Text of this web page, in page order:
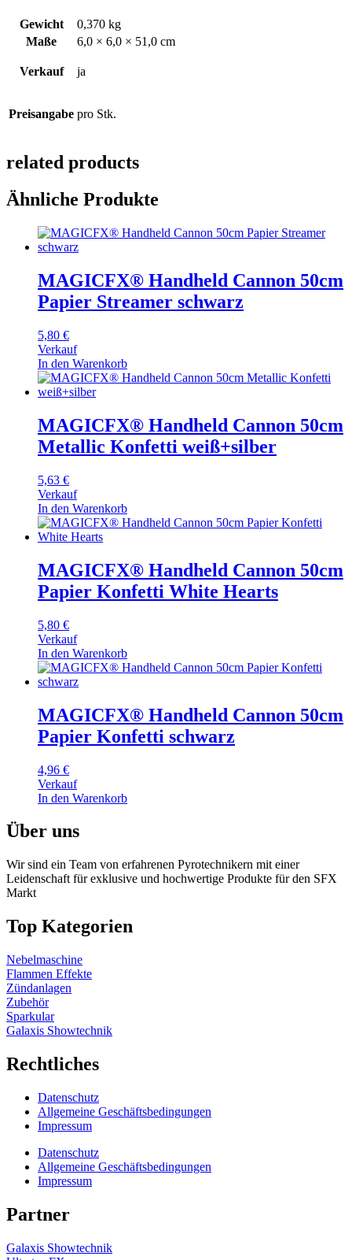
Gewicht
0,370 kg
Maße
6,0 × 6,0 × 51,0 cm
Verkauf ja
Preisangabe pro Stk.
related products
Ähnliche Produkte
MAGICFX® Handheld Cannon 50cm
Papier Streamer schwarz
5,80 €
Verkauf
In den Warenkorb
MAGICFX® Handheld Cannon 50cm
Metallic Konfetti weiß+silber
5,63 €
Verkauf
In den Warenkorb
MAGICFX® Handheld Cannon 50cm
Papier Konfetti White Hearts
5,80 €
Verkauf
In den Warenkorb
MAGICFX® Handheld Cannon 50cm
Papier Konfetti schwarz
4,96 €
Verkauf
In den Warenkorb
Über uns
Wir sind ein Team von erfahrenen Pyrotechnikern mit einer
Leidenschaft für exklusive und hochwertige Produkte für den SFX
Markt
Top Kategorien
Nebelmaschine
Flammen Effekte
Zündanlagen
Zubehör
Sparkular
Galaxis Showtechnik
Rechtliches
Datenschutz
Allgemeine Geschäftsbedingungen
Impressum
Datenschutz
Allgemeine Geschäftsbedingungen
Impressum
Partner
Galaxis Showtechnik